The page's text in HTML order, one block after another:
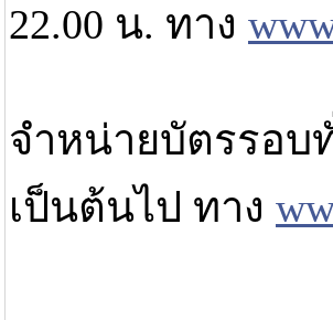
22.00 น. ทาง
จำหน่ายบัตรรอบ
เป็นต้นไป ทาง